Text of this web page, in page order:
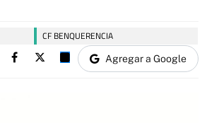
CF BENQUERENCIA
Agregar a Google